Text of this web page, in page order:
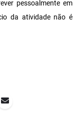
pessoalmente em
da atividade não é